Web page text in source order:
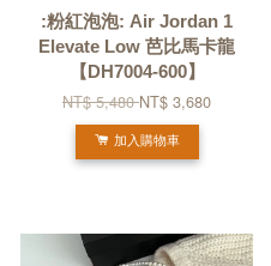
:粉紅泡泡: Air Jordan 1
Elevate Low 芭比馬卡龍
【DH7004-600】
NT$ 5,480NT$ 3,680
加入購物車